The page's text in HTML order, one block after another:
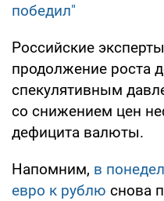
победил"
Российские
продолжение роста
спекулятивным
со снижением цен
дефицита валюты.
Напомним, в
евро к рублю снова